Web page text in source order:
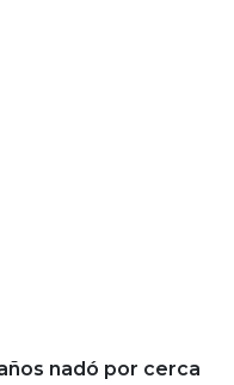
nadó por cerca